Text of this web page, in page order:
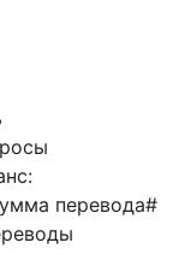
перевода#